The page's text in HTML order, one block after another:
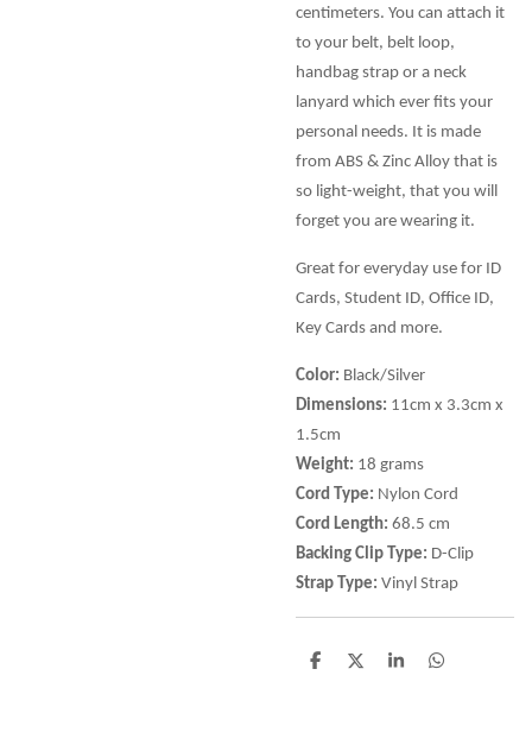
centimeters. You can attach it
to your belt, belt loop,
handbag strap or a neck
lanyard which ever fits your
personal needs. It is made
from ABS & Zinc Alloy that is
so light-weight, that you will
forget you are wearing it.
Great for everyday use for ID
Cards, Student ID, Office ID,
Key Cards and more.
Color: Black/Silver
Dimensions: 11cm x 3.3cm x
1.5cm
Weight: 18 grams
Cord Type: Nylon Cord
Cord Length: 68.5 cm
Backing Clip Type: D-Clip
Strap Type: Vinyl Strap
D
D
S
D